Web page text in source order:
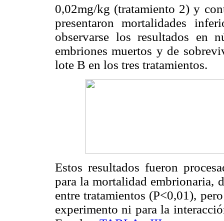
0,02mg/kg (tratamiento 2) y
presentaron mortalidades
observarse los resultados en
embriones muertos y de
lote B en los tres tratamientos.
Estos resultados fueron
para la mortalidad embrionaria,
entre tratamientos (P<0,01),
experimento ni para la